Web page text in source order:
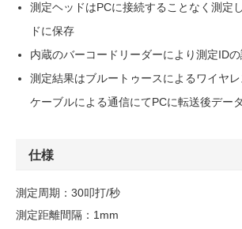
測定ヘッドはPCに接続することなく測定
ドに保存
内蔵のバーコードリーダーにより測定ID
測定結果はブルートゥースによるワイヤ
ケーブルによる通信にてPCに転送後デー
仕様
測定周期：30叩打/秒
測定距離間隔：1mm